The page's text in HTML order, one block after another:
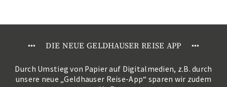
••• DIE NEUE GELDHAUSER REISE APP •••
Durch Umstieg von Papier auf Digitalmedien, z.B. durch
unsere neue „Geldhauser Reise-App“ sparen wir zudem